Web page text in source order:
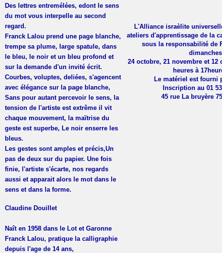
Des lettres entremélées, edont le sens
du mot vous interpelle au second
regard.
Franck Lalou prend une page blanche,
trempe sa plume, large spatule, dans
le bleu, le noir et un bleu profond et
sur la demande d'un invité écrit.
Courbes, voluptes, deliées, s'agencent
avec élégance sur la page blanche,
Sans pour autant percevoir le sens, la
tension de l'artiste est extrême il vit
chaque mouvement, la maïtrise du
geste est superbe, Le noir enserre les
bleus.
Les gestes sont amples et précis,Un
pas de deux sur du papier. Une fois
finie, l'artiste s'écarte, nos regards
aussi et apparait alors le mot dans le
sens et dans la forme.
Claudine Douillet
Naît en 1958 dans le Lot et Garonne
Franck Lalou, pratique la calligraphie
depuis l'age de 14 ans,
L'Alliance israèlite
ateliers d'apprentissage de la
sous la responsabilité de
dimanches
24 octobre, 21 novembre et 12
heures à
Le matériel est fourni
Inscription au 01
45 rue La bruyère